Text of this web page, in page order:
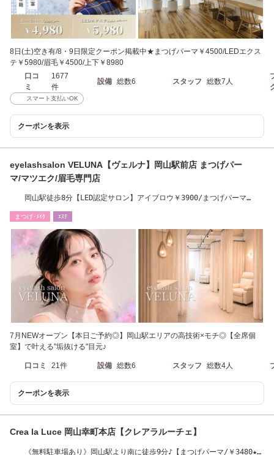
8日(土)空き有/8・9日限定クーポン掲載中★まつげパーマ￥4500/LEDエクス
テ￥5980/眉毛￥4500/上下￥8980
口コ
ミ
1677
件
設備 総数6 スタッフ 総数7人
スマート支払いOK
クーポンを表示
eyelashsalon VELUNA【ヴェルナ】岡山駅前店 まつげパー
マ/マツエク/眉毛専門店
岡山駅徒歩8分【LED認定サロン】アイブロウ￥3900/まつげパーマ
まつげ･ﾒｲｸ ｴｽﾃ
7月NEWオープン【本日ご予約◎】岡山駅エリアの高技術×モチ◎【全席個
室】で叶える"垢抜ける"目元♪
口コミ 21件 設備 総数6 スタッフ 総数4人
クーポンを表示
Crea la Luce 岡山幸町本店【クレアラルーチェ】
《無料駐車場あり》岡山駅より南に徒歩9分♪【まつげパーマ/￥3480★フ